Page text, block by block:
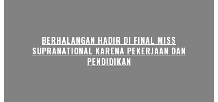
BERHALANGAN HADIR DI FINAL MISS
SUPRANATIONAL KARENA PEKERJAAN DAN
PENDIDIKAN